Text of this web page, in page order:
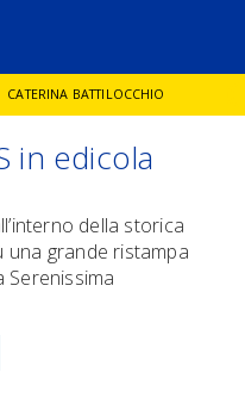
CATERINA BATTILOCCHIO
GIANCARLO DE CATALDO
in edicola
della storica
una grande ristampa
Serenissima